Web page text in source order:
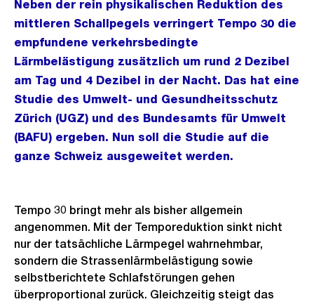
Neben der rein physikalischen Reduktion des
mittleren Schallpegels verringert Tempo 30 die
empfundene verkehrsbedingte
Lärmbelästigung zusätzlich um rund 2 Dezibel
am Tag und 4 Dezibel in der Nacht. Das hat eine
Studie des Umwelt- und Gesundheitsschutz
Zürich (UGZ) und des Bundesamts für Umwelt
(BAFU) ergeben. Nun soll die Studie auf die
ganze Schweiz ausgeweitet werden.
Tempo 30 bringt mehr als bisher allgemein
angenommen. Mit der Temporeduktion sinkt nicht
nur der tatsächliche Lärmpegel wahrnehmbar,
sondern die Strassenlärmbelästigung sowie
selbstberichtete Schlafstörungen gehen
überproportional zurück. Gleichzeitig steigt das